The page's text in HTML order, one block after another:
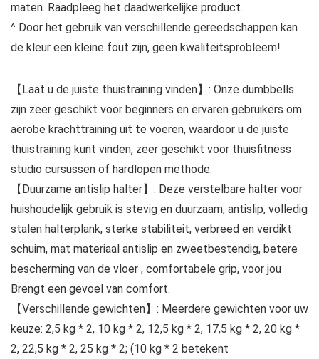
maten. Raadpleeg het daadwerkelijke product.
^ Door het gebruik van verschillende gereedschappen kan
de kleur een kleine fout zijn, geen kwaliteitsprobleem!
【Laat u de juiste thuistraining vinden】: Onze dumbbells
zijn zeer geschikt voor beginners en ervaren gebruikers om
aërobe krachttraining uit te voeren, waardoor u de juiste
thuistraining kunt vinden, zeer geschikt voor thuisfitness
studio cursussen of hardlopen methode.
【Duurzame antislip halter】: Deze verstelbare halter voor
huishoudelijk gebruik is stevig en duurzaam, antislip, volledig
stalen halterplank, sterke stabiliteit, verbreed en verdikt
schuim, mat materiaal antislip en zweetbestendig, betere
bescherming van de vloer , comfortabele grip, voor jou
Brengt een gevoel van comfort.
【Verschillende gewichten】: Meerdere gewichten voor uw
keuze: 2,5 kg * 2, 10 kg * 2, 12,5 kg * 2, 17,5 kg * 2, 20 kg *
2, 22,5 kg * 2, 25 kg * 2; (10 kg * 2 betekent